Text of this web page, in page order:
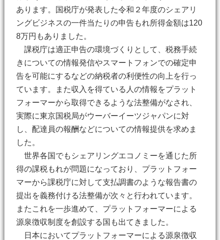
あります。国税庁が発表した令和２年度のシェアリ
ングビジネスの一件当たりの申告もれ所得金額は120
8万円もありました。
課税庁は適正申告の環境づくりとして、税務手続
きについての情報発信やスマートフォンでの確定申
告を可能にするなどの納税者の利便性の向上を行っ
ています。また収入を得ている人の情報をプラット
フォーマーから取得できるような法整備がなされ、
実際に東京国税局がウーバーイーツジャパンに対
し、配達員の報酬などについての情報提供を求めま
した。
世界各国でもシェアリングエコノミーを通じた所
得の課税もれが問題になっており、プラットフォー
マーから課税庁に対して支払調書のような報告書の
提出を義務付ける法整備が次々と行われています。
またこれを一歩進めて、プラットフォーマーによる
源泉徴収制度を創設する国も出てきました。
日本においてプラットフォーマーによる源泉徴収